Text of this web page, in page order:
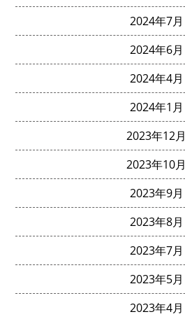
2024年7月
2024年6月
2024年4月
2024年1月
2023年12月
2023年10月
2023年9月
2023年8月
2023年7月
2023年5月
2023年4月